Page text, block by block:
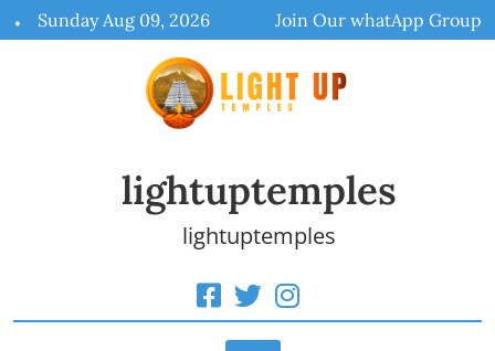
to
Sunday Aug 09, 2026 Join Our whatApp Group
lightuptemples
lightuptemples